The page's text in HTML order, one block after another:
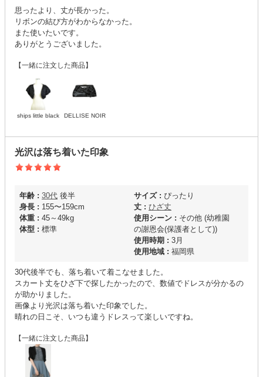
思ったより、丈が長かった。
リボンの結び方がわからなかった。
また使いたいです。
ありがとうございました。
【一緒に注文した商品】
ships little black DELLISE NOIR
光沢は落ち着いた印象
年齢 : 30代 後半
身長 : 155〜159cm
体重 : 45～49kg
体型 : 標準
サイズ : ぴったり
丈 : ひざ丈
使用シーン : その他 (幼稚園
の謝恩会(保護者として))
使用時期 : 3月
使用地域 : 福岡県
30代後半でも、落ち着いて着こなせました。
スカート丈をひざ下で探したかったので、数値でドレスが分かるの
が助かりました。
画像より光沢は落ち着いた印象でした。
晴れの日こそ、いつも違うドレスって楽しいですね。
【一緒に注文した商品】